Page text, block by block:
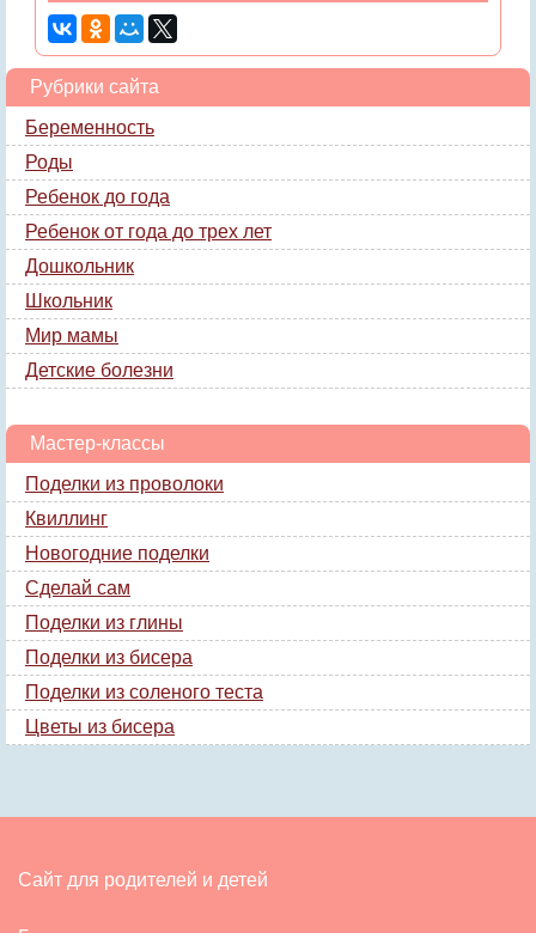
Рубрики сайта
Беременность
Роды
Ребенок до года
Ребенок от года до трех лет
Дошкольник
Школьник
Мир мамы
Детские болезни
Мастер-классы
Поделки из проволоки
Квиллинг
Новогодние поделки
Сделай сам
Поделки из глины
Поделки из бисера
Поделки из соленого теста
Цветы из бисера
Сайт для родителей и детей